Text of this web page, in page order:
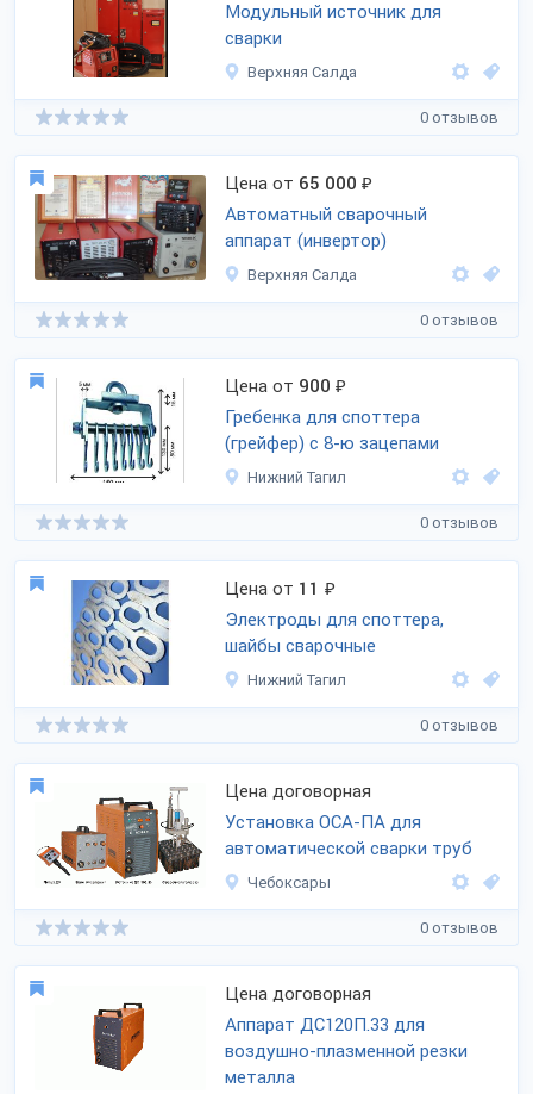
Модульный источник для
сварки
Верхняя Салда
0 отзывов
Цена от 65 000 ₽
Автоматный сварочный
аппарат (инвертор)
Верхняя Салда
0 отзывов
Цена от 900 ₽
Гребенка для споттера
(грейфер) с 8-ю зацепами
Нижний Тагил
0 отзывов
Цена от 11 ₽
Электроды для споттера,
шайбы сварочные
Нижний Тагил
0 отзывов
Цена договорная
Установка ОСА-ПА для
автоматической сварки труб
Чебоксары
0 отзывов
Цена договорная
Аппарат ДС120П.33 для
воздушно-плазменной резки
металла